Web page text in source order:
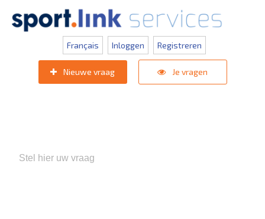
Français Inloggen Registreren
Nieuwe vraag Je vragen